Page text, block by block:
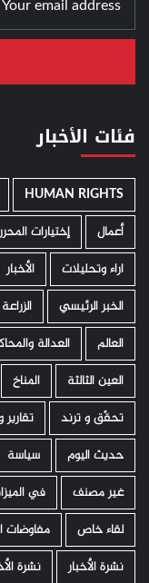
فئات الأخبار
HUMAN RIGHTS
أعمال
إختيارات المحرر
اراء وتحليلات
الأخبار
الخبر الرئيسي
الزراعة
العالم
العدالة
العين الثالثة
المناخ
تحقّق و ترند
تقارير
حديث اليوم
سياسة
غير مصنف
في
لقاء خاص
مفاوضات
نشرة الأخبار
نشرة